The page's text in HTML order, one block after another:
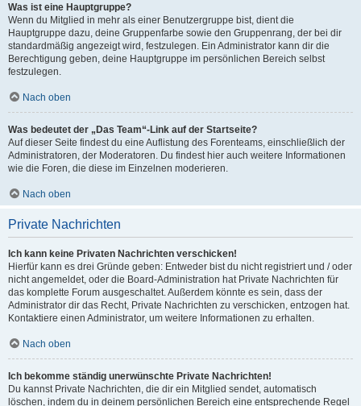
Was ist eine Hauptgruppe?
Wenn du Mitglied in mehr als einer Benutzergruppe bist, dient die
Hauptgruppe dazu, deine Gruppenfarbe sowie den Gruppenrang, der bei dir
standardmäßig angezeigt wird, festzulegen. Ein Administrator kann dir die
Berechtigung geben, deine Hauptgruppe im persönlichen Bereich selbst
festzulegen.
Nach oben
Was bedeutet der „Das Team“-Link auf der Startseite?
Auf dieser Seite findest du eine Auflistung des Forenteams, einschließlich der
Administratoren, der Moderatoren. Du findest hier auch weitere Informationen
wie die Foren, die diese im Einzelnen moderieren.
Nach oben
Private Nachrichten
Ich kann keine Privaten Nachrichten verschicken!
Hierfür kann es drei Gründe geben: Entweder bist du nicht registriert und / oder
nicht angemeldet, oder die Board-Administration hat Private Nachrichten für
das komplette Forum ausgeschaltet. Außerdem könnte es sein, dass der
Administrator dir das Recht, Private Nachrichten zu verschicken, entzogen hat.
Kontaktiere einen Administrator, um weitere Informationen zu erhalten.
Nach oben
Ich bekomme ständig unerwünschte Private Nachrichten!
Du kannst Private Nachrichten, die dir ein Mitglied sendet, automatisch
löschen, indem du in deinem persönlichen Bereich eine entsprechende Regel